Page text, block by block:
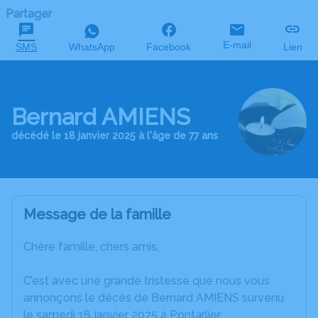
Partager
SMS WhatsApp Facebook E-mail Lien
Bernard AMIENS
décédé le 18 janvier 2025 à l'âge de 77 ans
Message de la famille
Chère famille, chers amis,
C’est avec une grande tristesse que nous vous
annonçons le décès de Bernard AMIENS survenu
le samedi 18 janvier 2025 à Pontarlier.